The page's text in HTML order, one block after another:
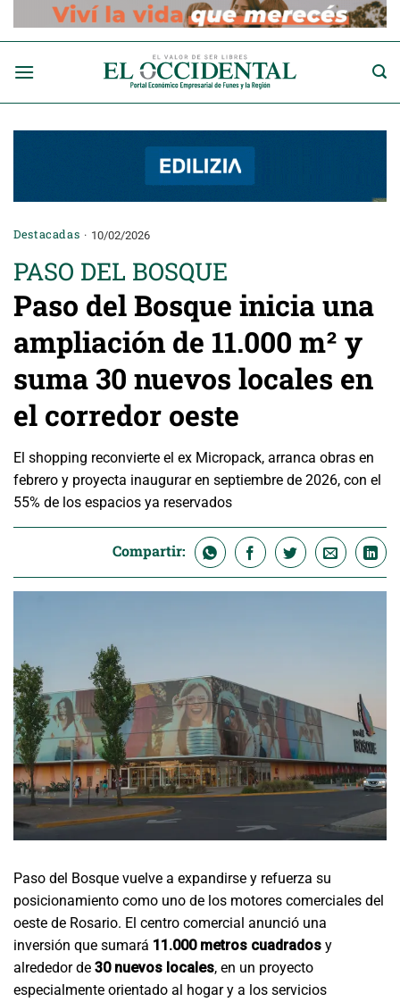
Destacadas 10/02/2026
PASO DEL BOSQUE
Paso del Bosque inicia una
ampliación de 11.000 m² y
suma 30 nuevos locales en
el corredor oeste
El shopping reconvierte el ex Micropack, arranca obras en
febrero y proyecta inaugurar en septiembre de 2026, con el
55% de los espacios ya reservados
Compartir:
Paso del Bosque vuelve a expandirse y refuerza su
posicionamiento como uno de los motores comerciales del
oeste de Rosario. El centro comercial anunció una
inversión que sumará 11.000 metros cuadrados y
alrededor de 30 nuevos locales, en un proyecto
especialmente orientado al hogar y a los servicios